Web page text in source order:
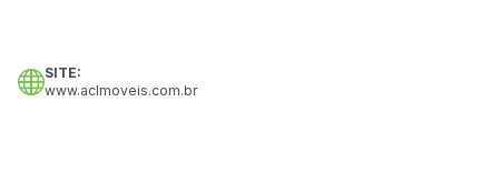
SITE:
www.aclmoveis.com.br